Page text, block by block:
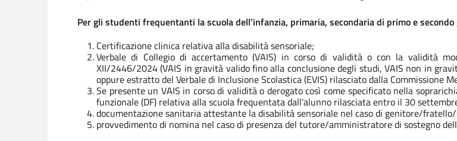
Per gli studenti frequentanti la scuola dell’infanzia, primaria, secondaria di primo e secondo
Certificazione clinica relativa alla disabilità sensoriale;
Verbale di Collegio di accertamento (VAIS) in corso di validità o con la validità
XII/2446/2024 (VAIS in gravità valido fino alla conclusione degli studi, VAIS non in
oppure estratto del Verbale di Inclusione Scolastica (EVIS) rilasciato dalla Commissione
Se presente un VAIS in corso di validità o derogato così come specificato nella
funzionale (DF) relativa alla scuola frequentata dall'alunno rilasciata entro il 30
documentazione sanitaria attestante la disabilità sensoriale nel caso di genitore/
provvedimento di nomina nel caso di presenza del tutore/amministratore di sostegno